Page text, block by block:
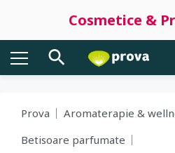
Cosmetice &
Prova
Aromaterapie &
Betisoare parfumate